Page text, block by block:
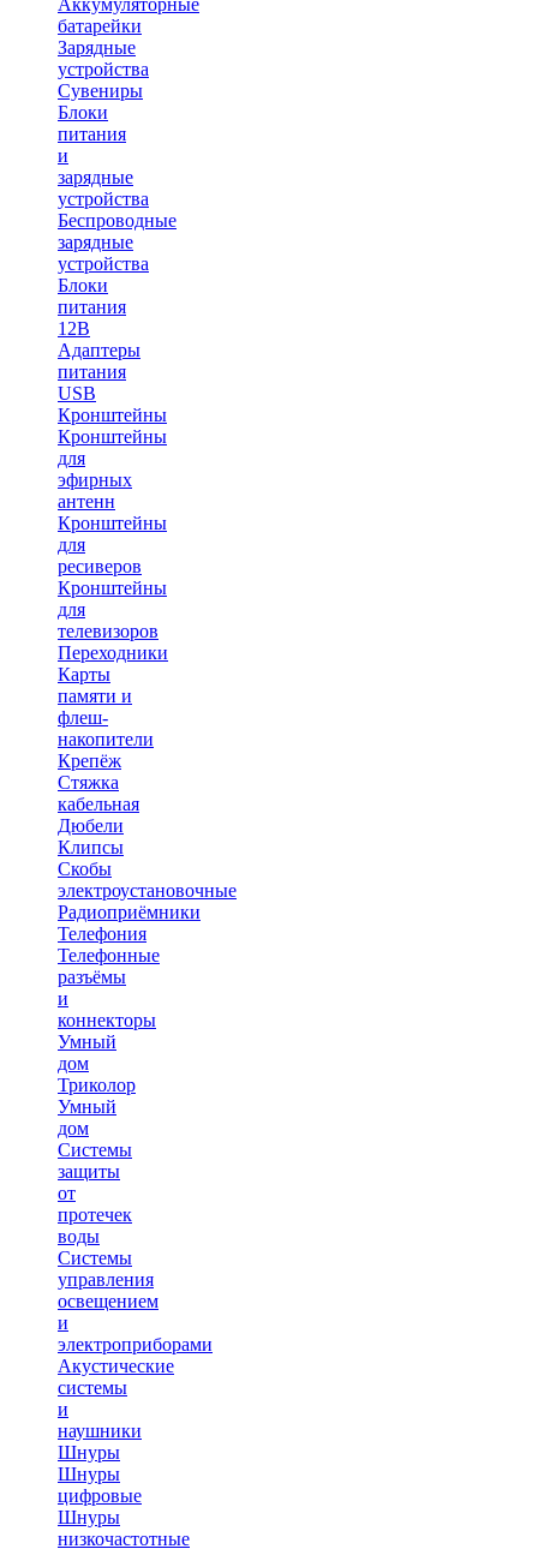
Аккумуляторные
батарейки
Зарядные
устройства
Сувениры
Блоки
питания
и
зарядные
устройства
Беспроводные
зарядные
устройства
Блоки
питания
12В
Адаптеры
питания
USB
Кронштейны
Кронштейны
для
эфирных
антенн
Кронштейны
для
ресиверов
Кронштейны
для
телевизоров
Переходники
Карты
памяти и
флеш-
накопители
Крепёж
Стяжка
кабельная
Дюбели
Клипсы
Скобы
электроустановочные
Радиоприёмники
Телефония
Телефонные
разъёмы
и
коннекторы
Умный
дом
Триколор
Умный
дом
Системы
защиты
от
протечек
воды
Системы
управления
освещением
и
электроприборами
Акустические
системы
и
наушники
Шнуры
Шнуры
цифровые
Шнуры
низкочастотные